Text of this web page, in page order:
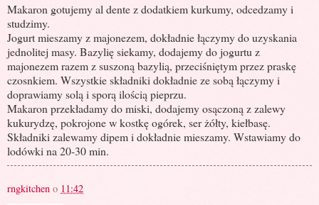
Makaron gotujemy al dente z dodatkiem kurkumy, odcedzamy i
studzimy.
Jogurt mieszamy z majonezem, dokładnie łączymy do uzyskania
jednolitej masy. Bazylię siekamy, dodajemy do jogurtu z
majonezem razem z suszoną bazylią, przeciśniętym przez praskę
czosnkiem. Wszystkie składniki dokładnie ze sobą łączymy i
doprawiamy solą i sporą ilością pieprzu.
Makaron przekładamy do miski, dodajemy osączoną z zalewy
kukurydzę, pokrojone w kostkę ogórek, ser żółty, kiełbasę.
Składniki zalewamy dipem i dokładnie mieszamy. Wstawiamy do
lodówki na 20-30 min.
rngkitchen o 11:42